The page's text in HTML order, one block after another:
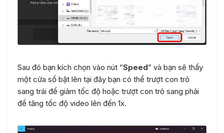
Sau đó bạn kích chọn vào nút “Speed” và bạn sẽ thấy
một cửa sổ bật lên tại đây bạn có thể trượt con trỏ
sang trái để giảm tốc độ hoặc trượt con trỏ sang phải
để tăng tốc độ video lên đến 1x.